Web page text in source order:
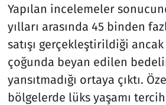
Yapılan incelemeler
yılları arasında 45 binden
satışı gerçekleştirildiği ancak
çoğunda beyan edilen
yansıtmadığı ortaya çıktı.
bölgelerde lüks yaşamı